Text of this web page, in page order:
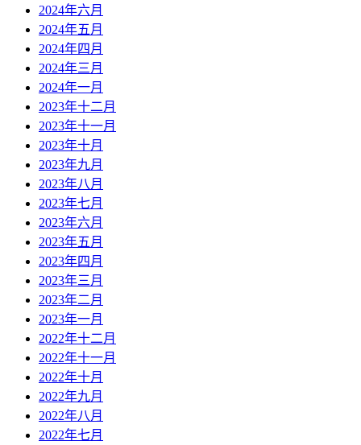
2024年六月
2024年五月
2024年四月
2024年三月
2024年一月
2023年十二月
2023年十一月
2023年十月
2023年九月
2023年八月
2023年七月
2023年六月
2023年五月
2023年四月
2023年三月
2023年二月
2023年一月
2022年十二月
2022年十一月
2022年十月
2022年九月
2022年八月
2022年七月